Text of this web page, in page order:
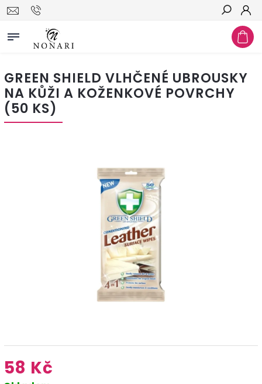
Hledat
GREEN SHIELD VLHČENÉ UBROUSKY
NA KŮŽI A KOŽENKOVÉ POVRCHY
(50 KS)
58 Kč